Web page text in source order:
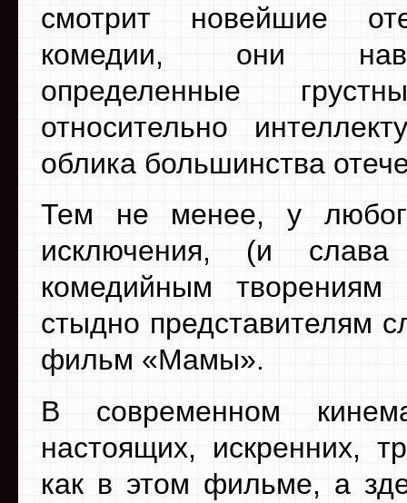
смотрит новейшие
комедии, они
определенные
относительно
облика большинства
Тем не менее, у
исключения, (и
комедийным
стыдно представителям
фильм «Мамы».
В современном
настоящих, искренних,
как в этом фильме, а